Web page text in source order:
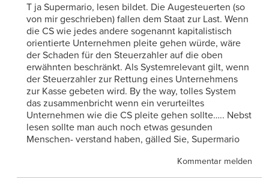
T ja Supermario, lesen bildet. Die Augesteuerten (so
von mir geschrieben) fallen dem Staat zur Last. Wenn
die CS wie jedes andere sogenannt kapitalistisch
orientierte Unternehmen pleite gehen würde, wäre
der Schaden für den Steuerzahler auf die oben
erwähnten beschränkt. Als Systemrelevant gilt, wenn
der Steuerzahler zur Rettung eines Unternehmens
zur Kasse gebeten wird. By the way, tolles System
das zusammenbricht wenn ein verurteiltes
Unternehmen wie die CS pleite gehen sollte….. Nebst
lesen sollte man auch noch etwas gesunden
Menschen- verstand haben, gälled Sie, Supermario
Kommentar melden